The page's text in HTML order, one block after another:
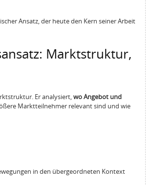
Ansatz, der heute den Kern seiner Arbeit
Marktstruktur,
Er analysiert, wo Angebot und
Marktteilnehmer relevant sind und wie
in den übergeordneten Kontext